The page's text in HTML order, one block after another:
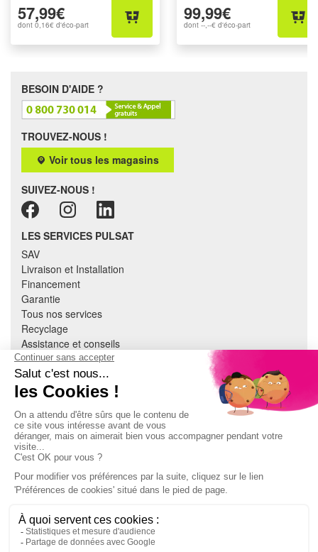
57,99€
dont 0,16€ d'éco-part
99,99€
dont --,--€ d'éco-part
BESOIN D'AIDE ?
TROUVEZ-NOUS !
Voir tous les magasins
SUIVEZ-NOUS !
LES SERVICES PULSAT
SAV
Livraison et Installation
Financement
Garantie
Tous nos services
Recyclage
Assistance et conseils
Cuisine équipée
Literie
Nous contacter
À PROPOS
CGV
Mentions légales
Données personnelles
Devenir adhérent
EN SAVOIR PLUS
Indice de réparabilité
Accès extranet Pulsat